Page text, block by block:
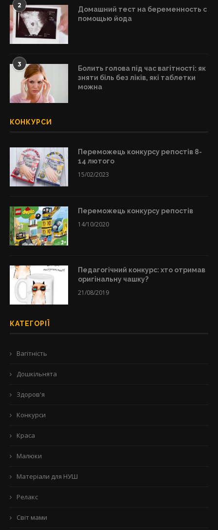
2
Домашний тест на беременность с
помощью йода
3
Болить голова під час вагітності: як
зняти біль без ліків, які таблетки
можна
КОНКУРСИ
Переможець конкурсу репостів 8-
14 лютого
15/02/2023
Переможець конкурсу репостів
14/10/2020
Педагогічний конкурс: хто отримав
оригінальну чашку?
21/08/2019
КАТЕГОРІЇ
Вагітність
Дошкільнята
Здоров'я
Конкурси
Краса
Малюки
Матеріали для НУШ
Релакс
Світ мами